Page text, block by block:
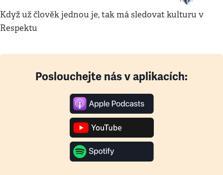
Když už člověk jednou je, tak má sledovat kulturu v
Respektu
Poslouchejte nás v aplikacích: